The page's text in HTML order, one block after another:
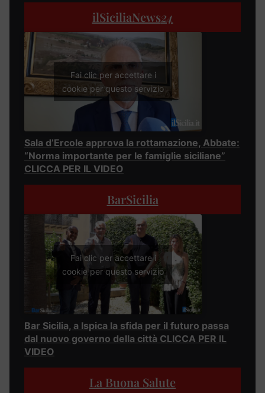
ilSiciliaNews24
Fai clic per accettare i
cookie per questo servizio
Sala d’Ercole approva la rottamazione, Abbate:
“Norma importante per le famiglie siciliane”
CLICCA PER IL VIDEO
BarSicilia
Fai clic per accettare i
cookie per questo servizio
Bar Sicilia, a Ispica la sfida per il futuro passa
dal nuovo governo della città CLICCA PER IL
VIDEO
La Buona Salute